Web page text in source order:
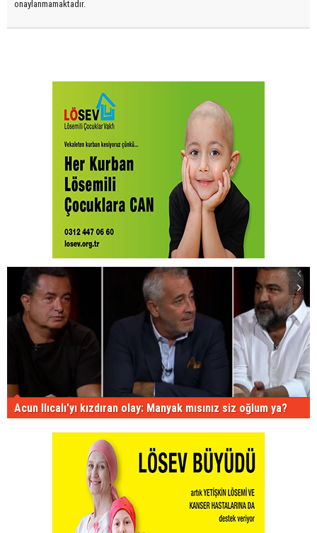
onaylanmamaktadır.
Acun Ilıcalı'yı kızdıran olay: Manyak mısınız siz oğlum ya?